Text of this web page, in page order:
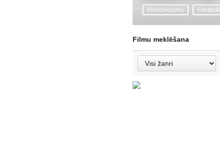
Piedzīvojumu
Filmu meklēšana